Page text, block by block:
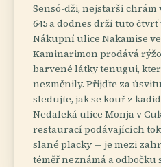
Sensó-dži, nejstarší chrám
645 a dodnes drží tuto
Nákupní ulice Nakamise
Kaminarimon prodává
barvené látky tenugui,
nezměnily. Přijďte za
sledujte, jak se kouř z
Nedaleká ulice Monja v
restaurací podávajících
slané placky — je mezi
téměř neznámá a odbočku